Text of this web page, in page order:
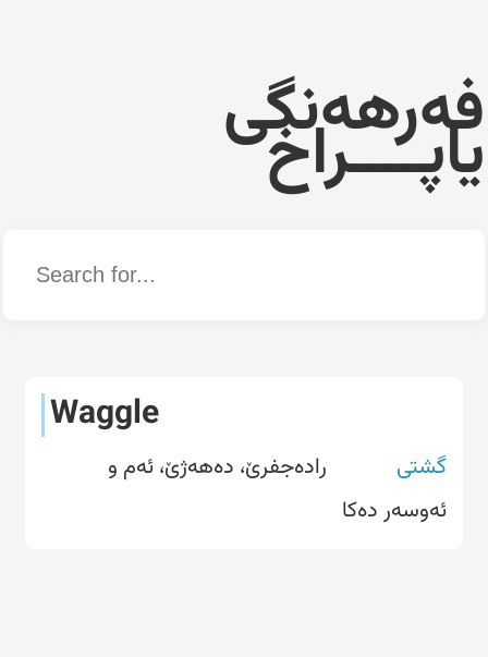
فەرهەنگی
یاپــــراخ
Word
Waggle
گشتی
رادەجفرێ، دەهەژێ، ئەم و
ئەوسەر دەکا